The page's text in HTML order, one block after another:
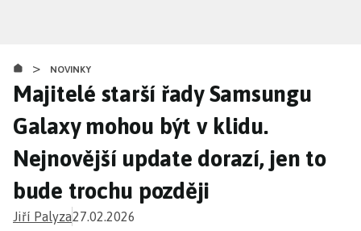
obsahu
> NOVINKY
Majitelé starší řady Samsungu
Galaxy mohou být v klidu.
Nejnovější update dorazí, jen to
bude trochu později
Jiří Palyza27.02.2026